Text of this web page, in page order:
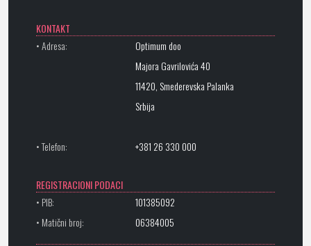
KONTAKT
• Adresa:
Optimum doo
Majora Gavrilovića 40
11420, Smederevska Palanka
Srbija
• Telefon: +381 26 330 000
REGISTRACIONI PODACI
• PIB:
101385092
• Matični broj:
06384005